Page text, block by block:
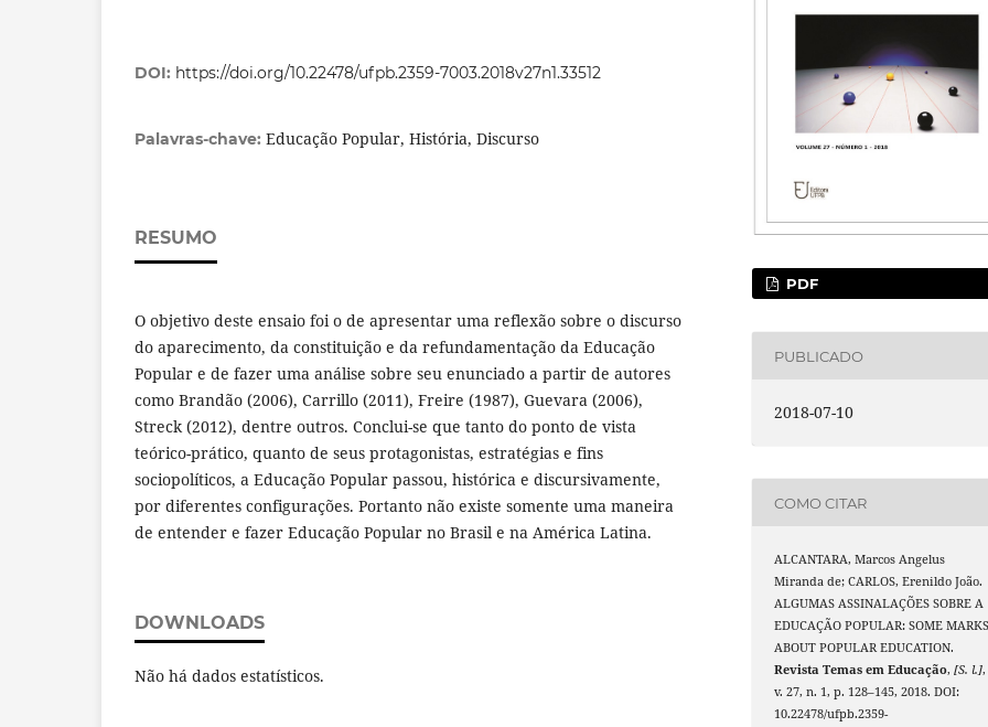
DOI: https://doi.org/10.22478/ufpb.2359-7003.2018v27n1.33512
Palavras-chave: Educação Popular, História, Discurso
RESUMO
O objetivo deste ensaio foi o de apresentar uma reflexão sobre o discurso
do aparecimento, da constituição e da refundamentação da Educação
Popular e de fazer uma análise sobre seu enunciado a partir de autores
como Brandão (2006), Carrillo (2011), Freire (1987), Guevara (2006),
Streck (2012), dentre outros. Conclui-se que tanto do ponto de vista
teórico-prático, quanto de seus protagonistas, estratégias e fins
sociopolíticos, a Educação Popular passou, histórica e discursivamente,
por diferentes configurações. Portanto não existe somente uma maneira
de entender e fazer Educação Popular no Brasil e na América Latina.
DOWNLOADS
Não há dados estatísticos.
PDF
PUBLICADO
2018-07-10
COMO CITAR
ALCANTARA, Marcos Angelus
Miranda de; CARLOS, Erenildo João.
ALGUMAS ASSINALAÇÕES SOBRE A
EDUCAÇÃO POPULAR: SOME
ABOUT POPULAR EDUCATION.
Revista Temas em Educação,[S. l.],
v. 27, n. 1, p. 128–145, 2018. DOI:
10.22478/ufpb.2359-